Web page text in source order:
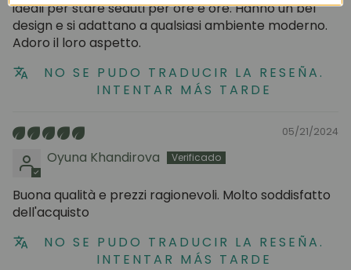
ideali per stare seduti per ore e ore. Hanno un bel
design e si adattano a qualsiasi ambiente moderno.
Adoro il loro aspetto.
NO SE PUDO TRADUCIR LA RESEÑA.
INTENTAR MÁS TARDE
05/21/2024
Oyuna Khandirova
Buona qualità e prezzi ragionevoli. Molto soddisfatto
dell'acquisto
NO SE PUDO TRADUCIR LA RESEÑA.
INTENTAR MÁS TARDE